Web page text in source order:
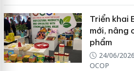
Triển khai
mới, nâng
phẩm
24/06/2026
OCOP